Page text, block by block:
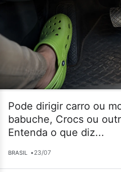
Pode dirigir carro ou
babuche, Crocs ou
Entenda o que diz...
BRASIL •23/07